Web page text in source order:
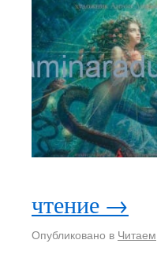
чтение →
Опубликовано в Читаем